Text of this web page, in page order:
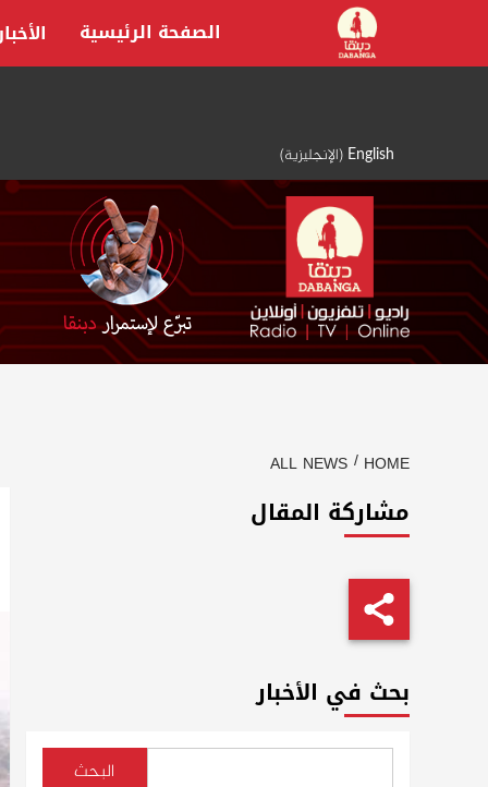
content
English
(الإنجليزية)
الصفحة الرئيسية
HOME
ALL NEWS
مشاركة المقال
بحث في الأخبار
البحث